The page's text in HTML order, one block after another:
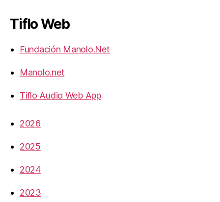
Tiflo Web
Fundación Manolo.Net
Manolo.net
Tiflo Audio Web App
2026
2025
2024
2023